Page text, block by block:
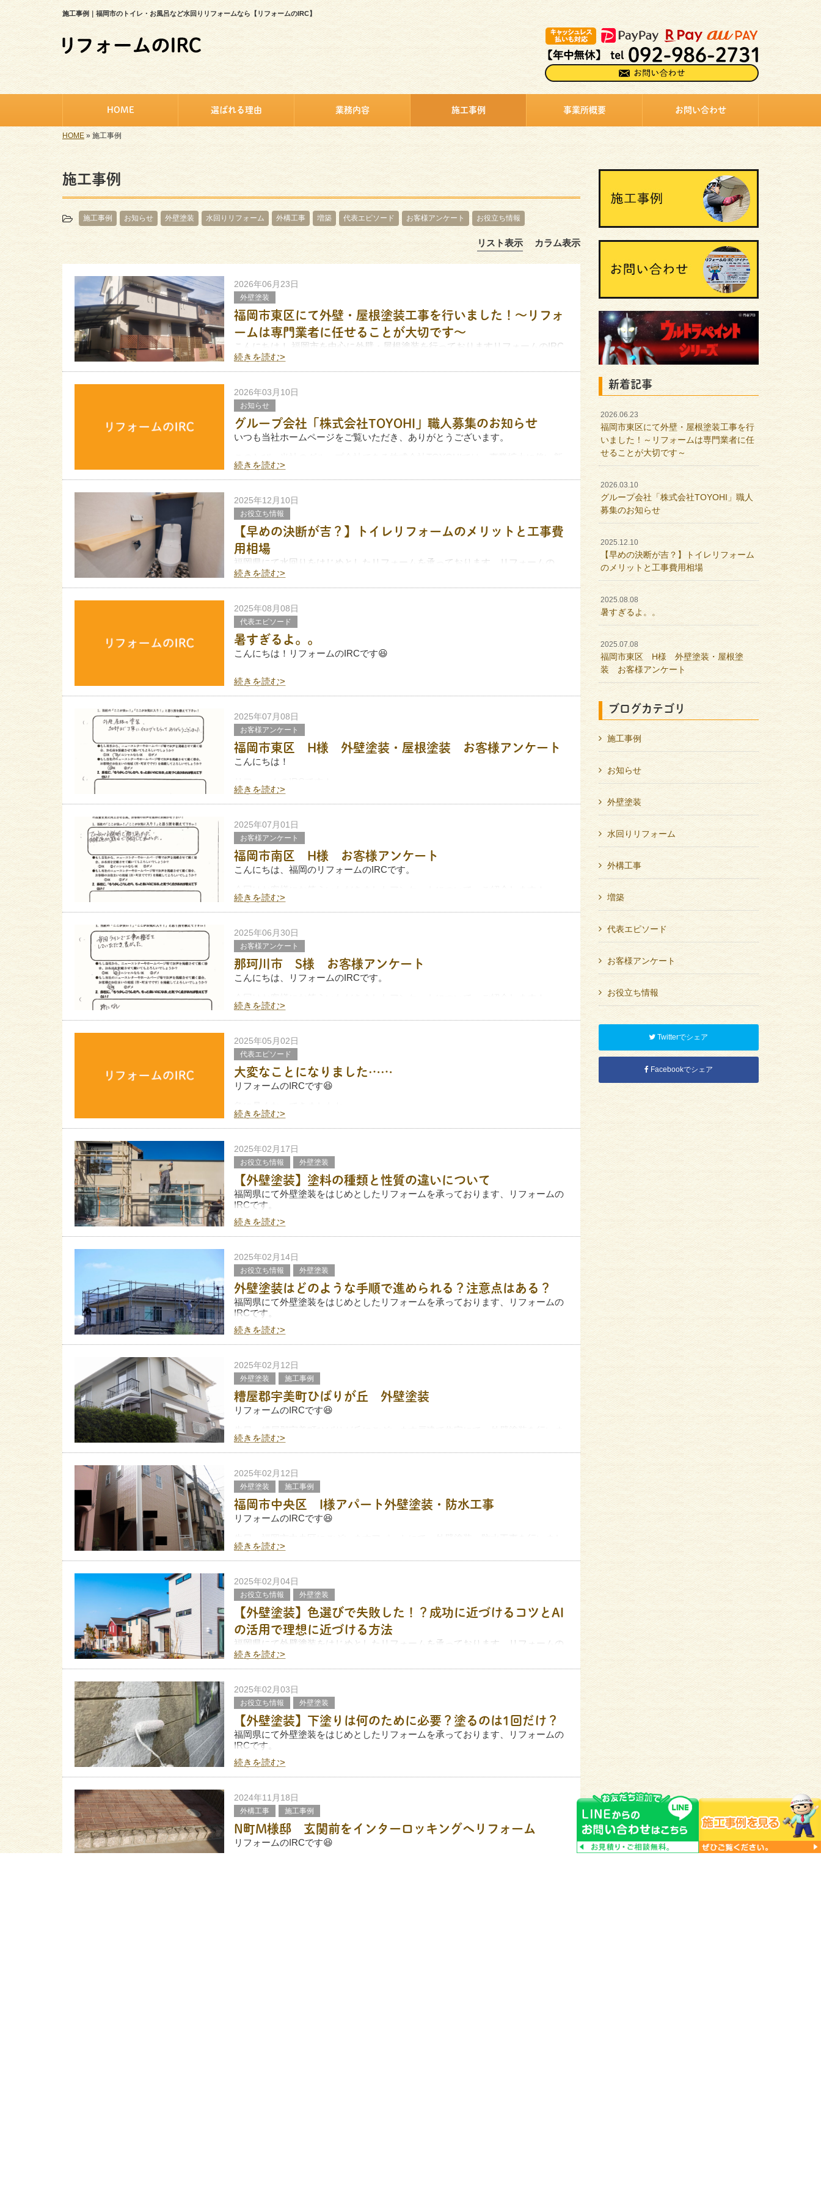
施工事例｜福岡市のトイレ・お風呂など水回りリフォームなら【リフォームのIRC】
HOME 選ばれる理由 業務内容 施工事例 事業所概要 お問い合わせ
HOME » 施工事例
施工事例
施工事例 お知らせ 外壁塗装 水回りリフォーム 外構工事 増築 代表エピソード お客様アンケート お役立ち情報
リスト表示 カラム表示
2026年06月23日
外壁塗装
福岡市東区にて外壁・屋根塗装工事を行いました！～リフォ
ームは専門業者に任せることが大切です～
こんにちは！ 福岡市を中心に外壁・屋根塗装を行っておりますリフォームのIRC
です。
今回使用した塗料は、ウルトラペイント。 メーカー保
続きを読む>
2026年03月10日
お知らせ
グループ会社「株式会社TOYOHI」職人募集のお知らせ
いつも当社ホームページをご覧いただき、ありがとうございます。
しい仲間を募集しています。
続きを読む>
2025年12月10日
お役立ち情報
【早めの決断が吉？】トイレリフォームのメリットと工事費
用相場
福岡県にて水回りをはじめとしたリフォームを承っております、リフォームの
IRCです。
故障するまで使うのではなく、故障する前にリフォームをするのが、
続きを読む>
2025年08月08日
代表エピソード
暑すぎるよ。。
こんにちは！リフォームのIRCです😆
8月に入って暑さが増してきましたね。。
そんななか私は塗装工事やリフォーム工事など色んな現場で奮闘してるわけです
よ。
続きを読む>
2025年07月08日
お客様アンケート
福岡市東区 H様 外壁塗装・屋根塗装 お客様アンケート
こんにちは！
７月になってまた一段と暑くなってきましたね💦
私は「仕事をしながら痩せられるかも？」と思いながら、汗だくで毎日頑張っ
続きを読む>
2025年07月01日
お客様アンケート
福岡市南区 H様 お客様アンケート
こんにちは、福岡のリフォームのIRCです。
ご協力いただきましてありがとうございました！
続きを読む>
2025年06月30日
お客様アンケート
那珂川市 S様 お客様アンケート
こんにちは、リフォームのIRCです。
ご協力いただきましてありがとうございました！
続きを読む>
2025年05月02日
代表エピソード
大変なことになりました……
リフォームのIRCです😆
この季節は外での仕事がこたえますが、まだまだ頑張っています！
なんと足の指を
続きを読む>
2025年02月17日
お役立ち情報 外壁塗装
【外壁塗装】塗料の種類と性質の違いについて
福岡県にて外壁塗装をはじめとしたリフォームを承っております、リフォームの
IRCです。
外壁塗装で用いられる塗料には、さまざまな種類があります。
「予算がないから最低限のグレードでいいかも」「できるだけ長持ちさせた
続きを読む>
2025年02月14日
お役立ち情報 外壁塗装
外壁塗装はどのような手順で進められる？注意点はある？
福岡県にて外壁塗装をはじめとしたリフォームを承っております、リフォームの
IRCです。
外壁塗装は、文字通りお家の外壁を塗装する工事ですが、単に塗装するだけでは
ありません。
続きを読む>
2025年02月12日
外壁塗装 施工事例
糟屋郡宇美町ひばりが丘 外壁塗装
リフォームのIRCです😆
した。
こちらについて、ご紹介したいと思います。
▼施工前
外壁に黒ずみが
続きを読む>
2025年02月12日
外壁塗装 施工事例
福岡市中央区 I様アパート外壁塗装・防水工事
リフォームのIRCです😆
たので、こちらについてご紹介いたします。
築24年の木造アパートです。
続きを読む>
2025年02月04日
お役立ち情報 外壁塗装
【外壁塗装】色選びで失敗した！？成功に近づけるコツとAI
の活用で理想に近づける方法
福岡県にて外壁塗装をはじめとしたリフォームを承っております、リフォームの
IRCです。
め、施工はもちろん、計画は慎重に行いたいもの。
なかで
続きを読む>
2025年02月03日
お役立ち情報 外壁塗装
【外壁塗装】下塗りは何のために必要？塗るのは1回だけ？
福岡県にて外壁塗装をはじめとしたリフォームを承っております、リフォームの
IRCです。
下塗りは外壁塗装の仕上がりを左右する、大事な工程。
外壁塗装は通常、3回塗りを基本としていますが、下塗りの塗料と中塗り・上塗
続きを読む>
2024年11月18日
外構工事 施工事例
N町M様邸 玄関前をインターロッキングへリフォーム
リフォームのIRCです😆
新着記事
2026.06.23
福岡市東区にて外壁・屋根塗装工事を行
いました！～リフォームは専門業者に任
せることが大切です～
2026.03.10
グループ会社「株式会社TOYOHI」職人
募集のお知らせ
2025.12.10
【早めの決断が吉？】トイレリフォーム
のメリットと工事費用相場
2025.08.08
暑すぎるよ。。
2025.07.08
福岡市東区 H様 外壁塗装・屋根塗
装 お客様アンケート
ブログカテゴリ
施工事例
お知らせ
外壁塗装
水回りリフォーム
外構工事
増築
代表エピソード
お客様アンケート
お役立ち情報
Twitterでシェア
Facebookでシェア